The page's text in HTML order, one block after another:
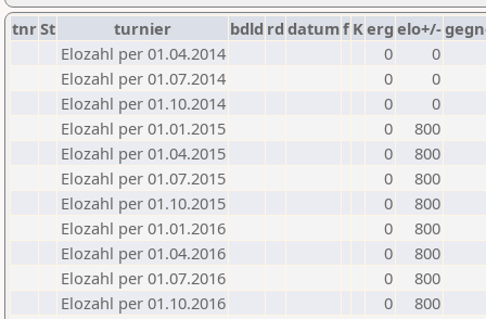
tnrSt turnier bdld rd datumf Kerg elo+/-
Elozahl per 01.04.2014
0
0
Elozahl per 01.07.2014
0
0
Elozahl per 01.10.2014
0
0
Elozahl per 01.01.2015
0
800
Elozahl per 01.04.2015
0
800
Elozahl per 01.07.2015
0
800
Elozahl per 01.10.2015
0
800
Elozahl per 01.01.2016
0
800
Elozahl per 01.04.2016
0
800
Elozahl per 01.07.2016
0
800
Elozahl per 01.10.2016
0
800